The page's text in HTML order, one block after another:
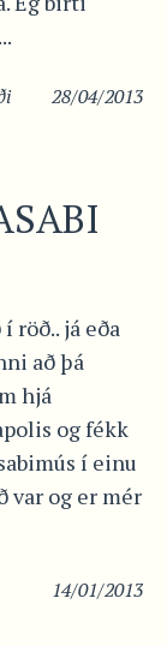
28/04/2013
röð.. já eða
að þá
hjá
og fékk
í einu
var og er mér
14/01/2013